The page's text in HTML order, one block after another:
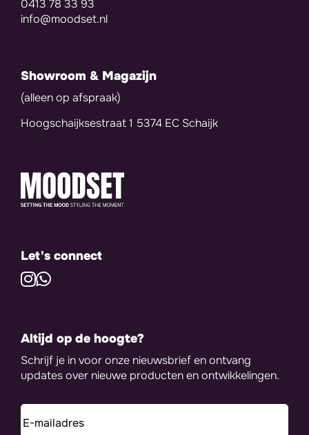
0413 78 33 93
info@moodset.nl
Showroom & Magazijn
(alleen op afspraak)
Hoogschaijksestraat 1 5374 EC Schaijk
Let's connect
Altijd op de hoogte?
Schrijf je in voor onze nieuwsbrief en ontvang
updates over nieuwe producten en ontwikkelingen.